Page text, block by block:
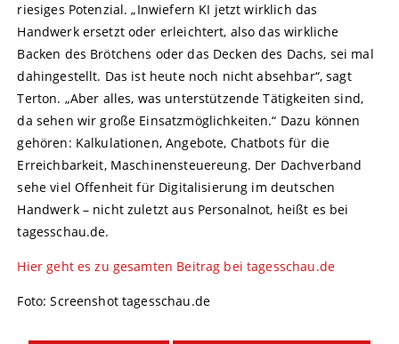
riesiges Potenzial. „Inwiefern KI jetzt wirklich das
Handwerk ersetzt oder erleichtert, also das wirkliche
Backen des Brötchens oder das Decken des Dachs, sei mal
dahingestellt. Das ist heute noch nicht absehbar“, sagt
Terton. „Aber alles, was unterstützende Tätigkeiten sind,
da sehen wir große Einsatzmöglichkeiten.“ Dazu können
gehören: Kalkulationen, Angebote, Chatbots für die
Erreichbarkeit, Maschinensteuereung. Der Dachverband
sehe viel Offenheit für Digitalisierung im deutschen
Handwerk – nicht zuletzt aus Personalnot, heißt es bei
tagesschau.de.
Hier geht es zu gesamten Beitrag bei tagesschau.de
Foto: Screenshot tagesschau.de